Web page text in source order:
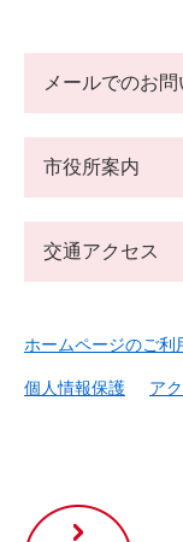
尾
メールでのお
市役所案内
交通アクセス
ホームページのご利
個人情報保護 ア